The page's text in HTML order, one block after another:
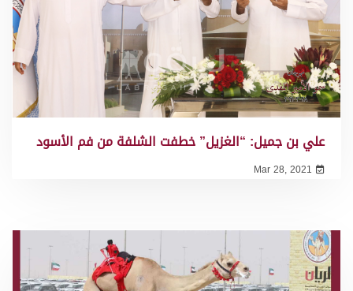
علي بن جميل: “الغزيل” خطفت الشلفة من فم الأسود
Mar 28, 2021